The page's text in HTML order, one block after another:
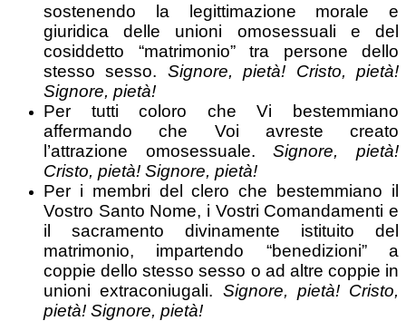
sostenendo la legittimazione morale e
giuridica delle unioni omosessuali e del
cosiddetto “matrimonio” tra persone dello
stesso sesso. Signore, pietà! Cristo, pietà!
Signore, pietà!
Per tutti coloro che Vi bestemmiano
affermando che Voi avreste creato
l’attrazione omosessuale.Signore, pietà!
Cristo, pietà! Signore, pietà!
Per i membri del clero che bestemmiano il
Vostro Santo Nome, i Vostri Comandamenti e
il sacramento divinamente istituito del
matrimonio, impartendo “benedizioni” a
coppie dello stesso sesso o ad altre coppie in
unioni extraconiugali. Signore, pietà! Cristo,
pietà! Signore, pietà!